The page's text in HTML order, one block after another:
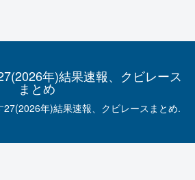
年)結果速報、クビレース
まとめ
年)結果速報、クビレースまとめ.